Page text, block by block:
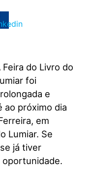
Feira do Livro do
foi
e
ao próximo dia
em
Lumiar. Se
já tiver
oportunidade.